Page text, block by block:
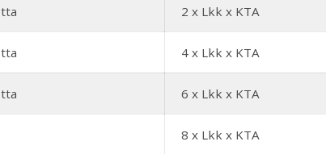
2 x Lkk x KTA
4 x Lkk x KTA
6 x Lkk x KTA
8 x Lkk x KTA